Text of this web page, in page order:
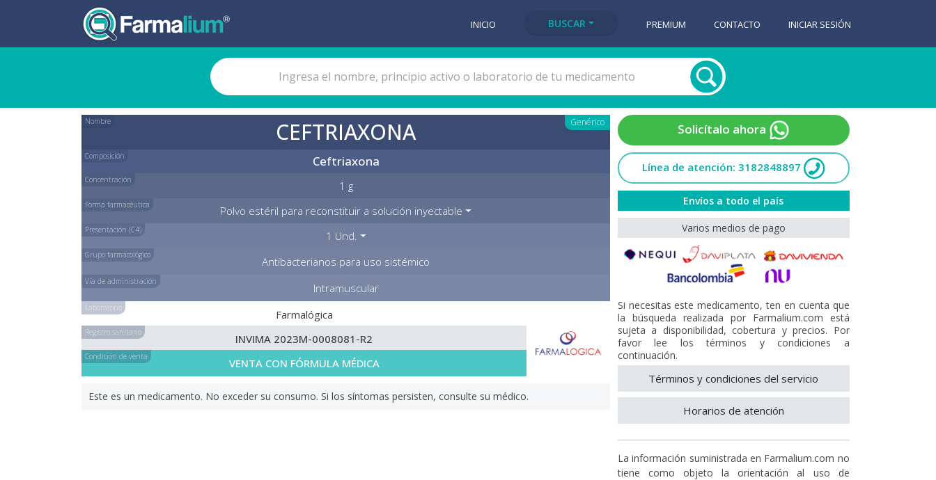
INICIO BUSCAR PREMIUM CONTACTO INICIAR SESIÓN
Nombre Genérico
CEFTRIAXONA
Composición Ceftriaxona
Concentración 1 g
Forma farmacéutica Polvo estéril para reconstituir a solución inyectable
Presentación (C4) 1 Und.
Grupo farmacológico Antibacterianos para uso sistémico
Vía de administración Intramuscular
Laboratorio Farmalógica
Registro sanitario INVIMA 2023M-0008081-R2
Condición de venta VENTA CON FÓRMULA MÉDICA
Este es un medicamento. No exceder su consumo. Si los síntomas persisten, consulte su médico.
Solicítalo ahora
Línea de atención: 3182848897
Envíos a todo el país
Varios medios de pago
Si necesitas este medicamento, ten en cuenta que
la búsqueda realizada por Farmalium.com está
sujeta a disponibilidad, cobertura y precios. Por
favor lee los términos y condiciones a
continuación.
Términos y condiciones del servicio
Horarios de atención
La información suministrada en Farmalium.com no
tiene como objeto la orientación al uso de